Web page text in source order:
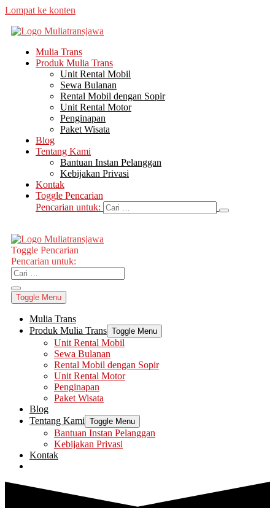
Lompat ke konten
Mulia Trans
Produk Mulia Trans
Unit Rental Mobil
Sewa Bulanan
Rental Mobil dengan Sopir
Unit Rental Motor
Penginapan
Paket Wisata
Blog
Tentang Kami
Bantuan Instan Pelanggan
Kebijakan Privasi
Kontak
Toggle Pencarian
Pencarian untuk:
Toggle Pencarian
Pencarian untuk:
Toggle Menu
Mulia Trans
Produk Mulia Trans Toggle Menu
Unit Rental Mobil
Sewa Bulanan
Rental Mobil dengan Sopir
Unit Rental Motor
Penginapan
Paket Wisata
Blog
Tentang Kami Toggle Menu
Bantuan Instan Pelanggan
Kebijakan Privasi
Kontak